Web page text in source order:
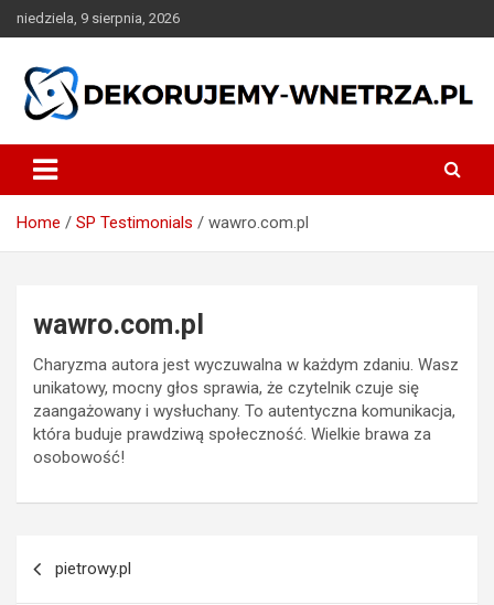
Skip
to
niedziela, 9 sierpnia, 2026
dekorujemy-wnetrza.pl
Home SP Testimonials wawro.com.pl
wawro.com.pl
Charyzma autora jest wyczuwalna w każdym zdaniu. Wasz
unikatowy, mocny głos sprawia, że czytelnik czuje się
zaangażowany i wysłuchany. To autentyczna komunikacja,
która buduje prawdziwą społeczność. Wielkie brawa za
osobowość!
wpisu
pietrowy.pl